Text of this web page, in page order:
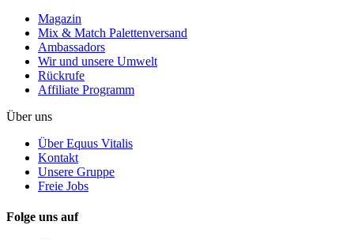
Magazin
Mix & Match Palettenversand
Ambassadors
Wir und unsere Umwelt
Rückrufe
Affiliate Programm
Über uns
Über Equus Vitalis
Kontakt
Unsere Gruppe
Freie Jobs
Folge uns auf